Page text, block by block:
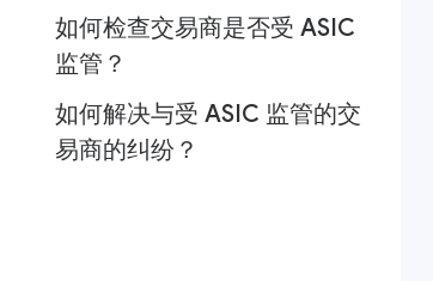
如何检查交易商是否受 ASIC
监管？
如何解决与受 ASIC 监管的交
易商的纠纷？